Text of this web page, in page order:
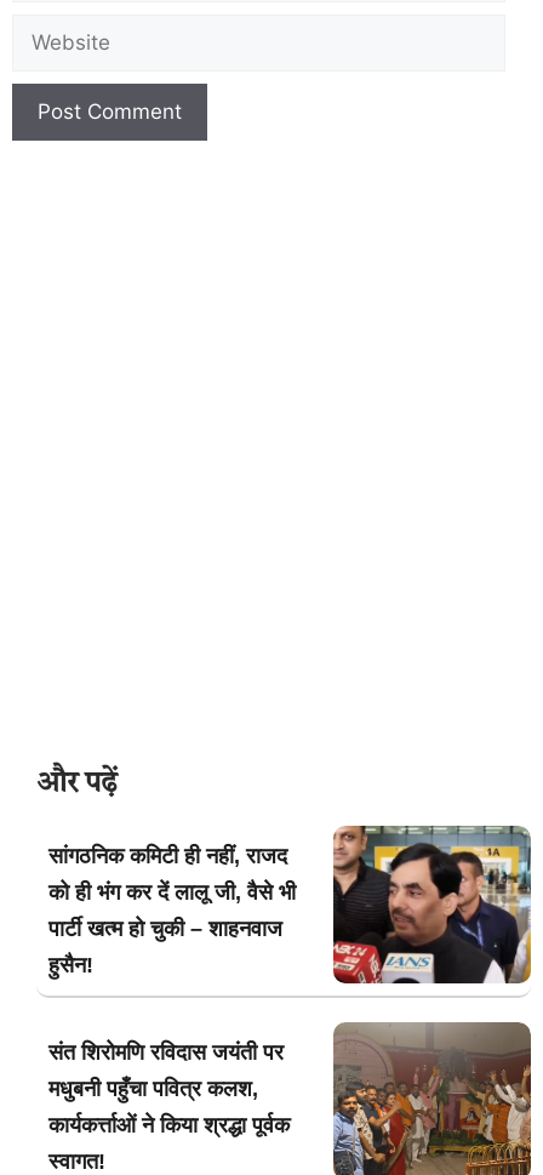
और पढ़ें
सांगठनिक कमिटी ही नहीं, राजद
को ही भंग कर दें लालू जी, वैसे भी
पार्टी खत्म हो चुकी – शाहनवाज
हुसैन!
संत शिरोमणि रविदास जयंती पर
मधुबनी पहुँचा पवित्र कलश,
कार्यकर्त्ताओं ने किया श्रद्धा पूर्वक
स्वागत!